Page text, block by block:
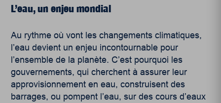
L’eau, un enjeu mondial
Au rythme où vont les changements climatiques,
l’eau devient un enjeu incontournable pour
l’ensemble de la planète. C’est pourquoi les
gouvernements, qui cherchent à assurer leur
approvisionnement en eau, construisent des
barrages, ou pompent l’eau, sur des cours d’eaux